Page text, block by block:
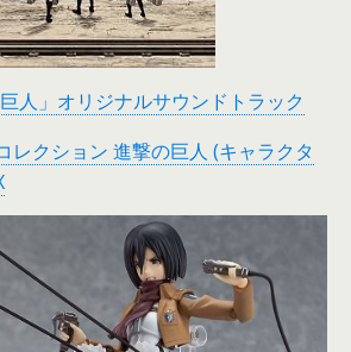
人」オリジナルサウンドトラック
レクション 進撃の巨人 (キャラクタ